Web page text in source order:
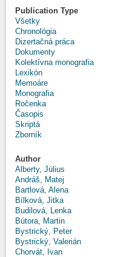
Publication Type
Všetky
Chronológia
Dizertačná práca
Dokumenty
Kolektívna monografia
Lexikón
Memoáre
Monografia
Ročenka
Časopis
Skriptá
Zborník
Author
Alberty, Július
Andráš, Matej
Bartlová, Alena
Bílková, Jitka
Budilová, Lenka
Bútora, Martin
Bystrický, Peter
Bystrický, Valerián
Chorvát, Ivan